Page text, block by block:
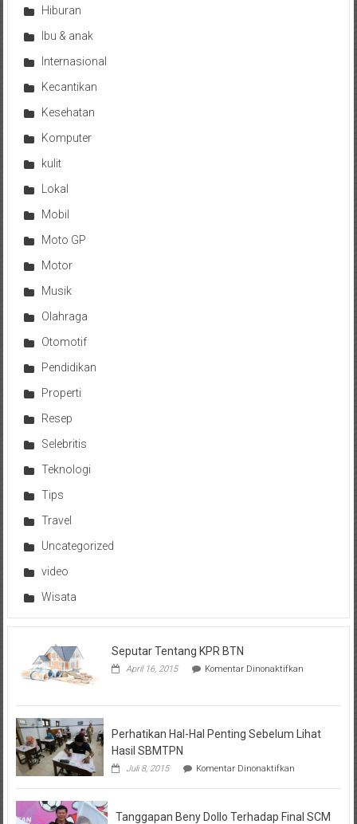
Hiburan
Ibu & anak
Internasional
Kecantikan
Kesehatan
Komputer
kulit
Lokal
Mobil
Moto GP
Motor
Musik
Olahraga
Otomotif
Pendidikan
Properti
Resep
Selebritis
Teknologi
Tips
Travel
Uncategorized
video
Wisata
Seputar Tentang KPR BTN
April 16, 2015 Komentar Dinonaktifkanpada
KPR
Perhatikan Hal-Hal Penting Sebelum Lihat
Hasil SBMTPN
Juli 8, 2015 Komentar Dinonaktifkanpada
Hal-
Penting
Tanggapan Beny Dollo Terhadap Final SCM